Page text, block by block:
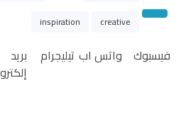
creative
inspiration
فيسبوك واتس اب تيليجرام
بريد